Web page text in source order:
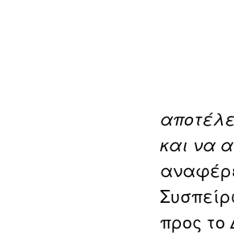
και να
προς